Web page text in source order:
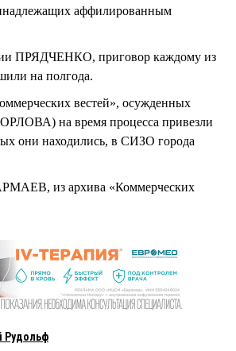
аффилированным
ПРЯДЧЕНКО, приговор каждому из
на полгода.
вестей», осужденных
на время процесса привезли
они находились, в СИЗО города
из архива «Коммерческих
Рудольф